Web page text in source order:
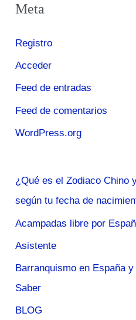
Meta
Registro
Acceder
Feed de entradas
Feed de comentarios
WordPress.org
¿Qué es el Zodiaco Chino
según tu fecha de
Acampadas libre por
Asistente
Barranquismo en España
Saber
BLOG